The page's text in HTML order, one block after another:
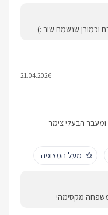
שנשמח שוב :)
21.04.2026
הבעלי צימר
מעל המצופה
מקסימה!